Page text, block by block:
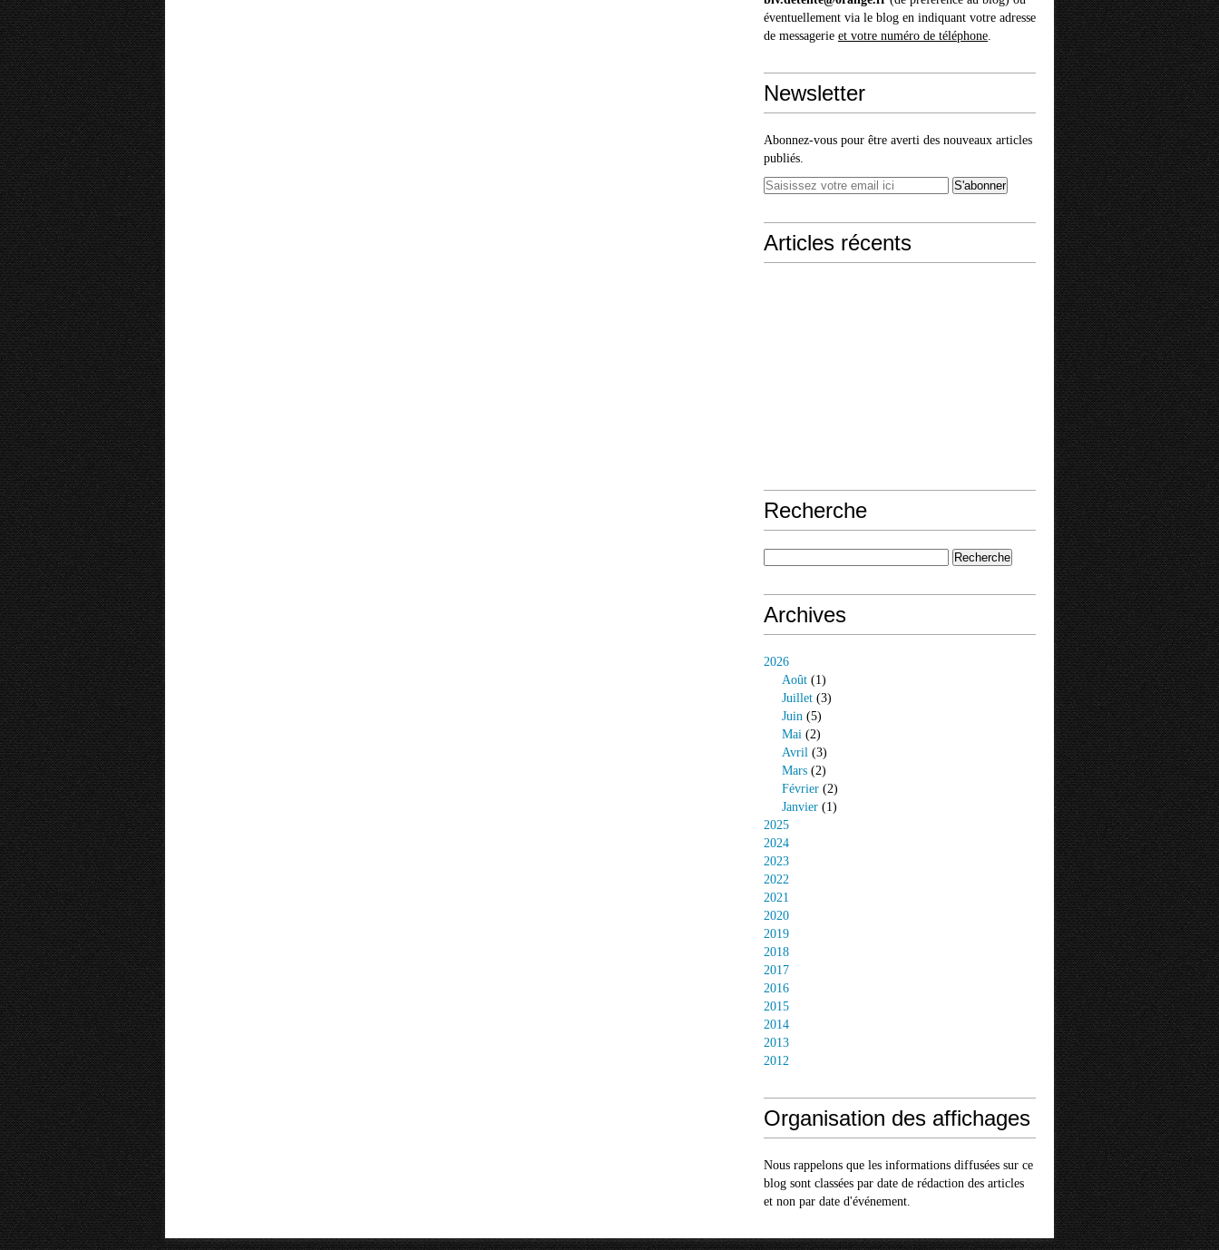
éventuellement via le blog en indiquant votre adresse
de messagerie et votre numéro de téléphone.
Newsletter
Abonnez-vous pour être averti des nouveaux articles
publiés.
Articles récents
Recherche
Archives
2026
Août (1)
Juillet (3)
Juin (5)
Mai (2)
Avril (3)
Mars (2)
Février (2)
Janvier (1)
2025
2024
2023
2022
2021
2020
2019
2018
2017
2016
2015
2014
2013
2012
Organisation des affichages
Nous rappelons que les informations diffusées sur ce
blog sont classées par date de rédaction des articles
et non par date d'événement.